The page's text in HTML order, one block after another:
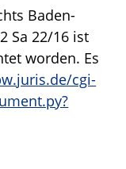
Baden-
Sa 22/16 ist
worden. Es
cgi-